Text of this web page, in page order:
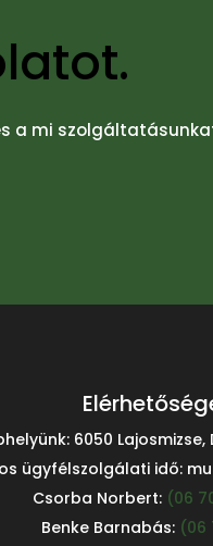
a mi
6050
ügyfélszolgálati idő:
Csorba Norbert: (06
Benke Barnabás: (06